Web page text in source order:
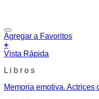
Agregar a Favoritos
+
Vista Rápida
L i b r o s
Memoria emotiva.